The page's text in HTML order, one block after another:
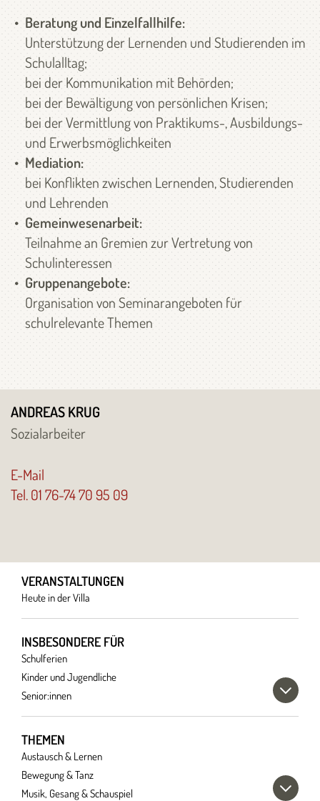
Beratung und Einzelfallhilfe:
Unterstützung der Lernenden und Studierenden im
Schulalltag;
bei der Kommunikation mit Behörden;
bei der Bewältigung von persönlichen Krisen;
bei der Vermittlung von Praktikums-, Ausbildungs-
und Erwerbsmöglichkeiten
Mediation:
bei Konflikten zwischen Lernenden, Studierenden
und Lehrenden
Gemeinwesenarbeit:
Teilnahme an Gremien zur Vertretung von
Schulinteressen
Gruppenangebote:
Organisation von Seminarangeboten für
schulrelevante Themen
ANDREAS KRUG
Sozialarbeiter
E-Mail
Tel. 01 76-74 70 95 09
VERANSTALTUNGEN
Heute in der Villa
INSBESONDERE FÜR
Schulferien
Kinder und Jugendliche
Senior:innen
THEMEN
Austausch & Lernen
Bewegung & Tanz
Musik, Gesang & Schauspiel